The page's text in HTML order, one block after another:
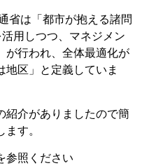
省は「都市が抱える諸問
用しつつ、マネジメン
が行われ、全体最適化が
地区」と定義していま
紹介がありましたので簡
す。
参照ください